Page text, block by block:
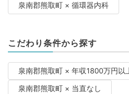
泉南郡熊取町 × 循環器内科
こだわり条件から探す
泉南郡熊取町 × 年収1800万円以
泉南郡熊取町 × 当直なし